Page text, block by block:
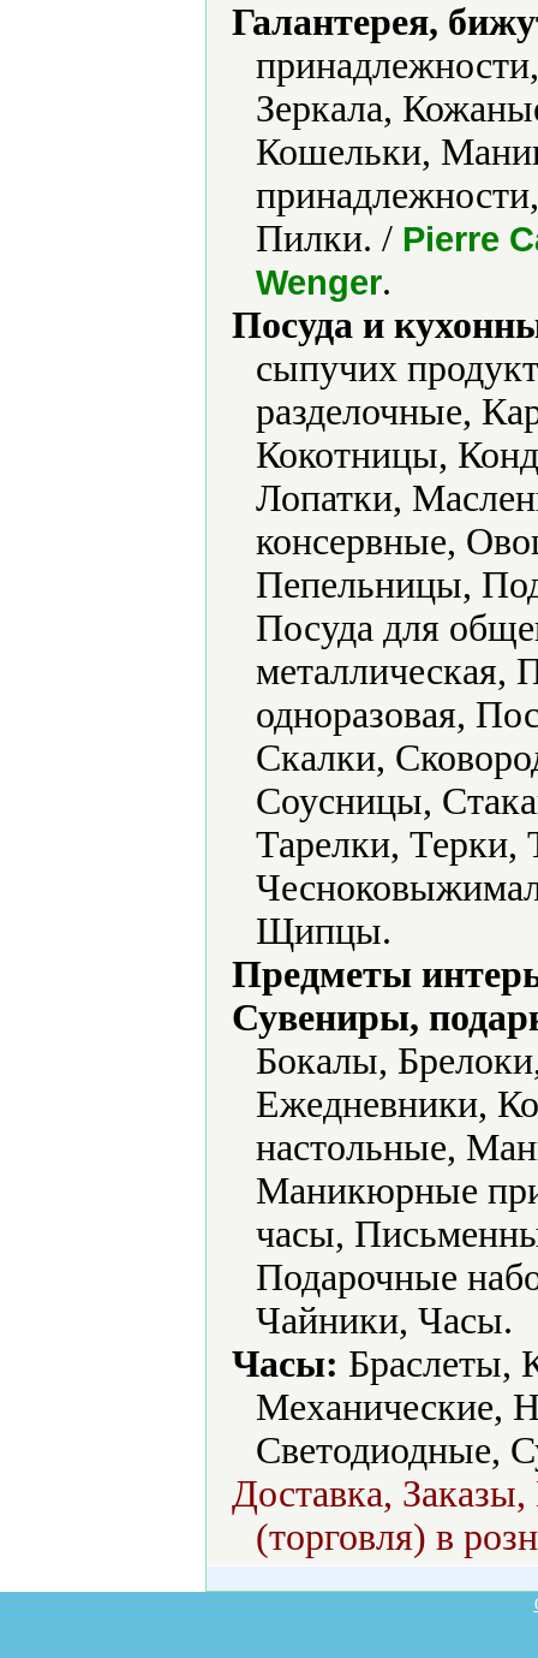
Галантерея,
Зеркала,
Кошельки,
Пилки. / Pierre
Wenger.
Посуда и
сыпучих
разделочные,
Кокотницы,
Лопатки,
консервные,
Пепельницы,
Посуда для
металлическая,
одноразовая,
Скалки,
Соусницы,
Тарелки,
Щипцы.
Предметы
Сувениры,
Бокалы,
Ежедневники,
настольные,
Маникюрные
часы,
Подарочные
Чайники, Часы.
Часы: Браслеты,
Механические,
Светодиодные,
Доставка,
(торговля) в